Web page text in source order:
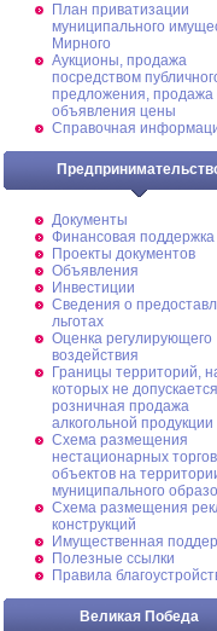
План приватизации
муниципального
Мирного
Аукционы, продажа
посредством
предложения, продажа
объявления цены
Справочная
Документы
Финансовая поддержка
Проекты документов
Объявления
Инвестиции
Сведения о
льготах
Оценка регулирующего
воздействия
Границы территорий,
которых не допускается
розничная продажа
алкогольной продукции
Схема размещения
нестационарных
объектов на
муниципального
Схема размещения
конструкций
Имущественная
Полезные ссылки
Правила
Великая Победа